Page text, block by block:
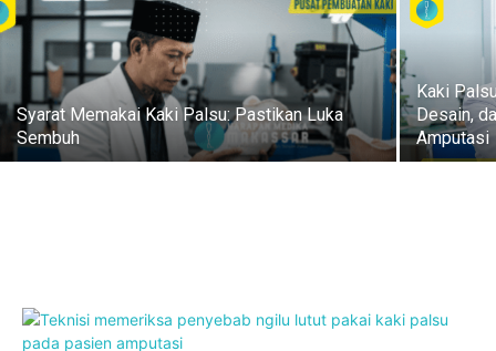
Syarat Memakai Kaki Palsu: Pastikan Luka
Sembuh
Kaki
Desain,
Amputasi